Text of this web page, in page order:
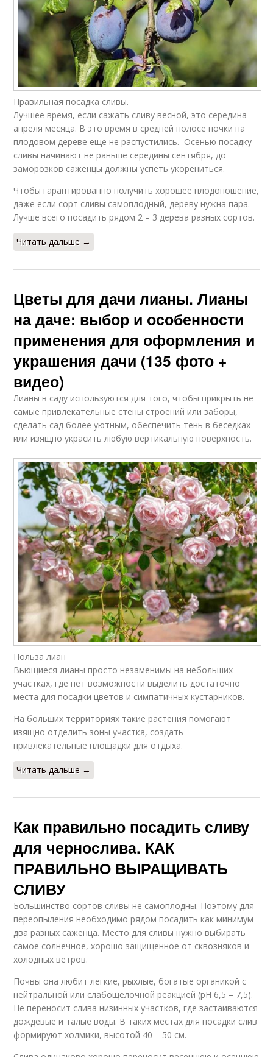
Правильная посадка сливы.
Лучшее время, если сажать сливу весной, это середина
апреля месяца. В это время в средней полосе почки на
плодовом дереве еще не распустились. Осенью посадку
сливы начинают не раньше середины сентября, до
заморозков саженцы должны успеть укорениться.
Чтобы гарантированно получить хорошее плодоношение,
даже если сорт сливы самоплодный, дереву нужна пара.
Лучше всего посадить рядом 2 – 3 дерева разных сортов.
Читать дальше →
Цветы для дачи лианы. Лианы
на даче: выбор и особенности
применения для оформления и
украшения дачи (135 фото +
видео)
Лианы в саду используются для того, чтобы прикрыть не
самые привлекательные стены строений или заборы,
сделать сад более уютным, обеспечить тень в беседках
или изящно украсить любую вертикальную поверхность.
Польза лиан
Вьющиеся лианы просто незаменимы на небольших
участках, где нет возможности выделить достаточно
места для посадки цветов и симпатичных кустарников.
На больших территориях такие растения помогают
изящно отделить зоны участка, создать
привлекательные площадки для отдыха.
Читать дальше →
Как правильно посадить сливу
для чернослива. КАК
ПРАВИЛЬНО ВЫРАЩИВАТЬ
СЛИВУ
Большинство сортов сливы не самоплодны. Поэтому для
переопыления необходимо рядом посадить как минимум
два разных саженца. Место для сливы нужно выбирать
самое солнечное, хорошо защищенное от сквозняков и
холодных ветров.
Почвы она любит легкие, рыхлые, богатые органикой с
нейтральной или слабощелочной реакцией (рН 6,5 – 7,5).
Не переносит слива низинных участков, где застаиваются
дождевые и талые воды. В таких местах для посадки слив
формируют холмики, высотой 40 – 50 см.